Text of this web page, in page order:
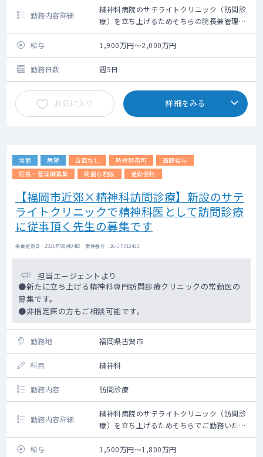
勤務内容詳細
精神科病院のサテライトクリニック（訪問診
療）を立ち上げるためそちらの院長兼管理者
になっていただける方を探しております。
給与
1,900万円～2,000万円
勤務日数 週5日
お気に入り 詳細をみる
常勤 病院 当直なし 時短勤務可
高額給与
院長・管理職募集
綺麗な施設 通勤便利
【福岡市近郊×精神科訪問診療】新設のサテ
ライトクリニックで精神科医として訪問診療
に従事頂く先生の募集です
掲載更新日 : 2026年08月04日 案件番号 : 26-JF313433
担当エージェントより
●新たに立ち上げる精神科専門訪問診療クリニックの常勤医の
募集です。
●非指定医の方もご相談可能です。
勤務地 福岡県古賀市
科目 精神科
勤務内容 訪問診療
勤務内容詳細
精神科病院のサテライトクリニック（訪問診
療）を立ち上げるためそちらでご勤務いただ
ける方を探しております。
給与
1,500万円～1,800万円